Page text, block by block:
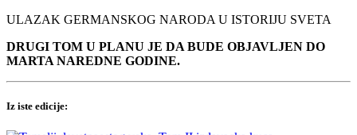
ULAZAK GERMANSKOG NARODA U ISTORIJU SVETA
DRUGI TOM U PLANU JE DA BUDE OBJAVLJEN DO
MARTA NAREDNE GODINE.
Iz iste edicije: